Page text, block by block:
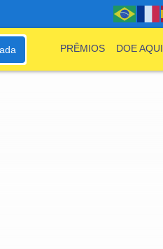
PRÊMIOS DOE AQUI